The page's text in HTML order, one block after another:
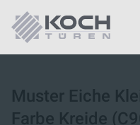
Muster Eiche
Farbe Kreide